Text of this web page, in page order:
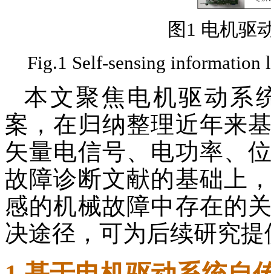
图1 电机驱
Fig.1 Self-sensing
本文聚焦电机驱动系
案，在归纳整理近年来
矢量电信号、电功率、
故障诊断文献的基础上
感的机械故障中存在的
决途径，可为后续研究